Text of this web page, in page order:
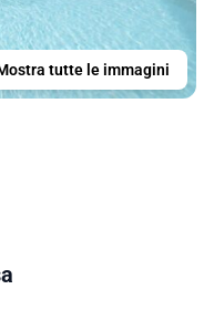
tutte le immagini